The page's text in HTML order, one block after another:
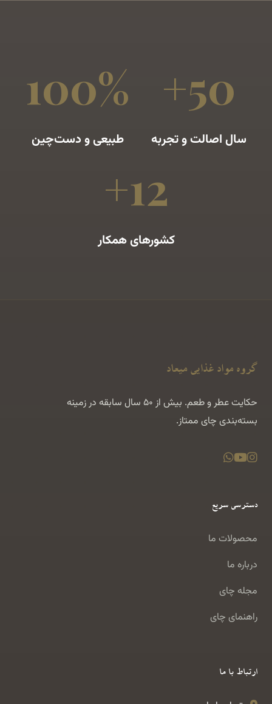
50+
سال اصالت و تجربه
100%
طبیعی و دست‌چین
12+
کشورهای همکار
گروه مواد غذایی میعاد
حکایت عطر و طعم. بیش از ۵۰ سال سابقه در زمینه
بسته‌بندی چای ممتاز.
دسترسی سریع
محصولات ما
درباره ما
مجله چای
راهنمای چای
ارتباط با ما